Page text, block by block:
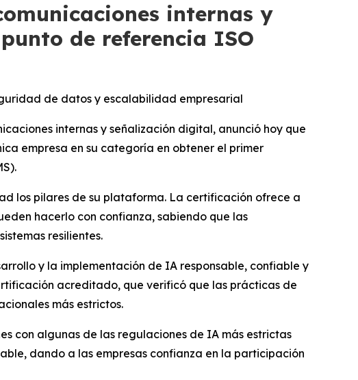
internas y
de referencia ISO
de datos y escalabilidad empresarial
internas y señalización digital, anunció hoy que
empresa en su categoría en obtener el primer
los pilares de su plataforma. La certificación ofrece a
hacerlo con confianza, sabiendo que las
resilientes.
y la implementación de IA responsable, confiable y
acreditado, que verificó que las prácticas de
más estrictos.
con algunas de las regulaciones de IA más estrictas
dando a las empresas confianza en la participación